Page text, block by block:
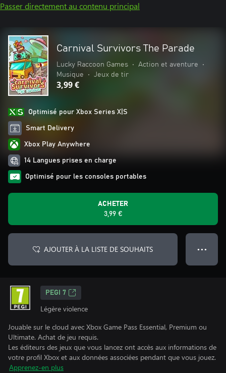
Passer directement au contenu principal
Carnival Survivors The Parade
Lucky Raccoon Games • Action et aventure
•
Musique
• Jeux de tir
3,99 €
Optimisé pour Xbox Series X|S
Smart Delivery
Xbox Play Anywhere
14 Langues prises en charge
Optimisé pour les consoles portables
ACHETER
3,99 €
AJOUTER À LA LISTE DE SOUHAITS ● ● ●
PEGI 7
Légère violence
Jouable sur le cloud avec Xbox Game Pass Essential, Premium ou
Ultimate. Achat de jeu requis.
Les éditeurs des jeux que vous lancez ont accès aux informations de
votre profil Xbox et aux données associées pendant que vous jouez.
Apprenez-en plus